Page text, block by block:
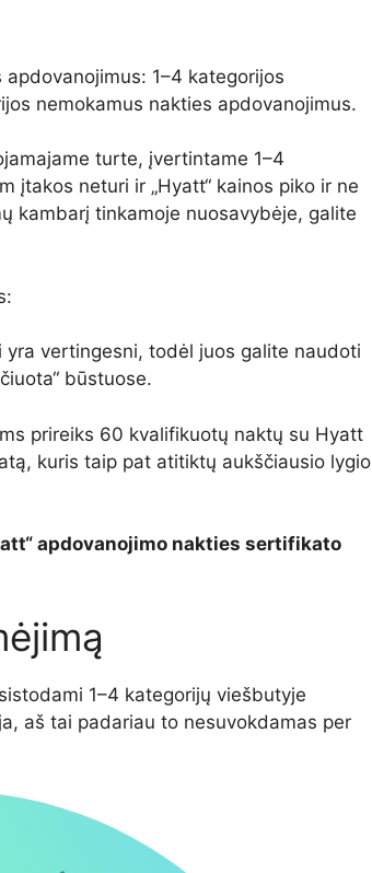
1–4 kategorijos
nemokamus nakties apdovanojimus.
turte, įvertintame 1–4
įtakos neturi ir „Hyatt“ kainos piko ir ne
kambarį tinkamoje nuosavybėje, galite
vertingesni, todėl juos galite naudoti
būstuose.
prireiks 60 kvalifikuotų naktų su Hyatt
kuris taip pat atitiktų aukščiausio lygio
apdovanojimo nakties sertifikato
1–4 kategorijų viešbutyje
aš tai padariau to nesuvokdamas per